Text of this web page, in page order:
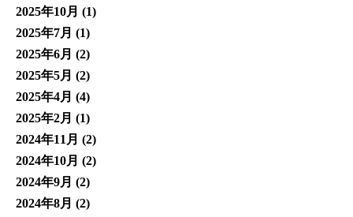
2025年10月 (1)
2025年7月 (1)
2025年6月 (2)
2025年5月 (2)
2025年4月 (4)
2025年2月 (1)
2024年11月 (2)
2024年10月 (2)
2024年9月 (2)
2024年8月 (2)